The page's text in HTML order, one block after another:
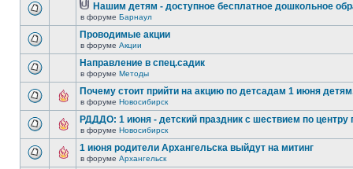
Нашим детям - доступное бесплатное дошкольное
в форуме Барнаул
Проводимые акции
в форуме Акции
Направление в спец.садик
в форуме Методы
Почему стоит прийти на акцию по детсадам 1 июня
в форуме Новосибирск
РДДДО: 1 июня - детский праздник с шествием по центру
в форуме Новосибирск
1 июня родители Архангельска выйдут на митинг
в форуме Архангельск